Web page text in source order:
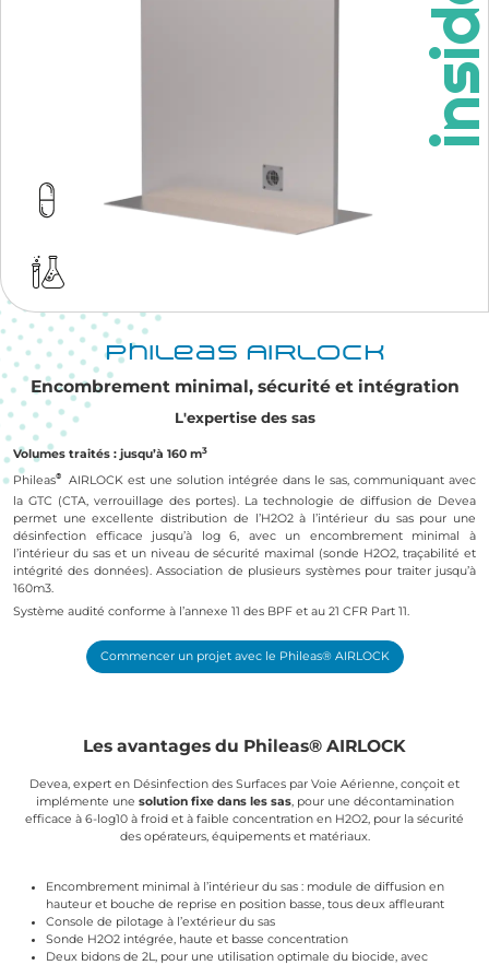
Phileas® AIRLOCK
Encombrement minimal, sécurité et intégration
L'expertise des sas
Volumes traités : jusqu’à 160 m3
Phileas® AIRLOCK est une solution intégrée dans le sas, communiquant avec
la GTC (CTA, verrouillage des portes). La technologie de diffusion de Devea
permet une excellente distribution de l’H2O2 à l’intérieur du sas pour une
désinfection efficace jusqu’à log 6, avec un encombrement minimal à
l’intérieur du sas et un niveau de sécurité maximal (sonde H2O2, traçabilité et
intégrité des données). Association de plusieurs systèmes pour traiter jusqu’à
160m3.
Système audité conforme à l’annexe 11 des BPF et au 21 CFR Part 11.
Commencer un projet avec le Phileas® AIRLOCK
Les avantages du Phileas® AIRLOCK
Devea, expert en Désinfection des Surfaces par Voie Aérienne, conçoit et
implémente une solution fixe dans les sas, pour une décontamination
efficace à 6-log10 à froid et à faible concentration en H2O2, pour la sécurité
des opérateurs, équipements et matériaux.
Encombrement minimal à l’intérieur du sas : module de diffusion en
hauteur et bouche de reprise en position basse, tous deux affleurant
Console de pilotage à l’extérieur du sas
Sonde H2O2 intégrée, haute et basse concentration
Deux bidons de 2L, pour une utilisation optimale du biocide, avec